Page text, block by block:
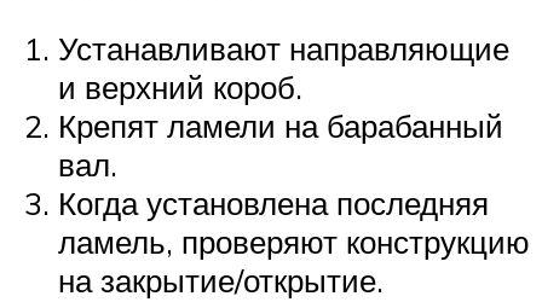
Устанавливают направляющие
и верхний короб.
Крепят ламели на барабанный
вал.
Когда установлена последняя
ламель, проверяют конструкцию
на закрытие/открытие.